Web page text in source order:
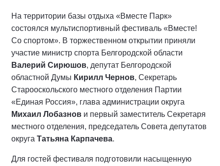
На территории базы отдыха «Вместе Парк»
состоялся мультиспортивный фестиваль «Вместе!
Со спортом». В торжественном открытии приняли
участие министр спорта Белгородской области
Валерий Сирюшов, депутат Белгородской
областной Думы Кирилл Чернов, Секретарь
Старооскольского местного отделения Партии
«Единая Россия», глава администрации округа
Михаил Лобазнов и первый заместитель Секретаря
местного отделения, председатель Совета депутатов
округа Татьяна Карпачева.
Для гостей фестиваля подготовили насыщенную